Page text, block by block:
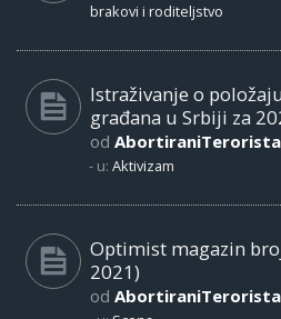
brakovi i roditeljstvo
Istraživanje o
građana u Srbiji za
od AbortiraniTerorista
- u: Aktivizam
Optimist magazin
2021)
od AbortiraniTerorista